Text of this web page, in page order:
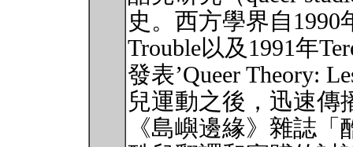
史。西方學界自1990
Trouble以及1991年
發表’Queer Theory:
兒運動之後，迅速傳
《島嶼邊緣》雜誌